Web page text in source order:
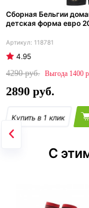
Сборная Бельгии
детская форма евро
118781
4.95
4290
1400
2890
С